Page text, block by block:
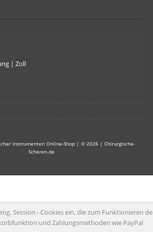
| Zoll
Instrumenten Online-Shop | © 2026 | Chirurgische-
Scheren.de
Session - Cookies ein, die zum Funktionieren
und Zahlungsmethoden wie PayPal